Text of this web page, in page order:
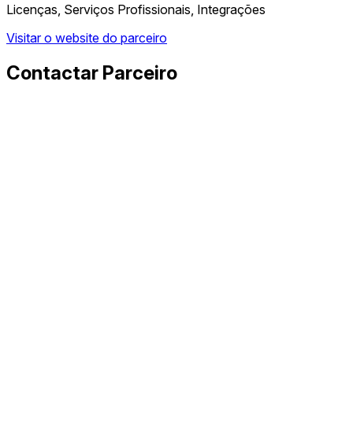
Licenças, Serviços Profissionais, Integrações
Visitar o website do parceiro
Contactar Parceiro